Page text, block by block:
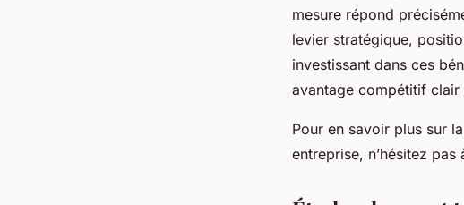
mesure répond
levier stratégique,
investissant dans ces
avantage compétitif clair
Pour en savoir plus sur
entreprise, n’hésitez